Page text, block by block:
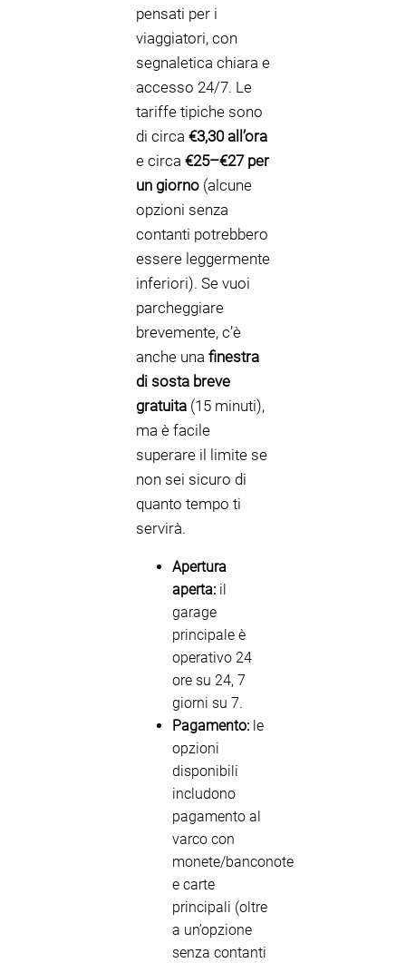
pensati per i
viaggiatori, con
segnaletica chiara e
accesso 24/7. Le
tariffe tipiche sono
di circa €3,30 all’ora
e circa €25–€27 per
un giorno (alcune
opzioni senza
contanti potrebbero
essere leggermente
inferiori). Se vuoi
parcheggiare
brevemente, c’è
anche una finestra
di sosta breve
gratuita (15 minuti),
ma è facile
superare il limite se
non sei sicuro di
quanto tempo ti
servirà.
Apertura
aperta: il
garage
principale è
operativo 24
ore su 24, 7
giorni su 7.
Pagamento: le
opzioni
disponibili
includono
pagamento al
varco con
monete/banconote
e carte
principali (oltre
a un’opzione
senza contanti